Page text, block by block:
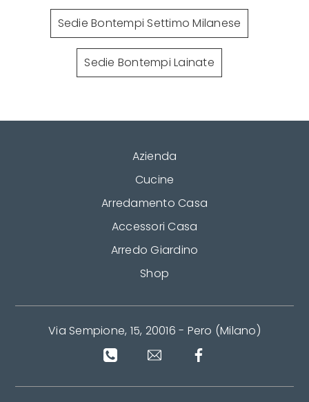
Sedie Bontempi Settimo Milanese
Sedie Bontempi Lainate
Azienda
Cucine
Arredamento Casa
Accessori Casa
Arredo Giardino
Shop
Via Sempione, 15, 20016 - Pero (Milano)